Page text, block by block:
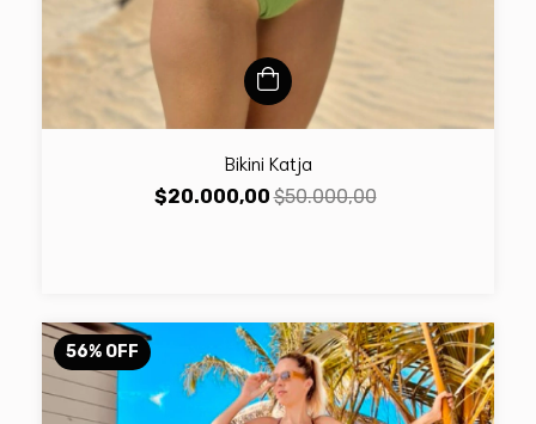
Bikini Katja
$20.000,00$50.000,00
56% OFF